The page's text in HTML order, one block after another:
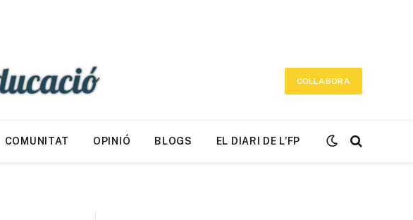
COL·LABORA
COMUNITAT OPINIÓ BLOGS EL DIARI DE L’FP